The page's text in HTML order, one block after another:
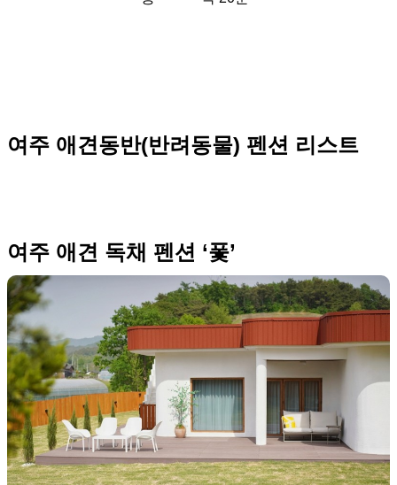
여주 애견동반(반려동물) 펜션 리스트
여주 애견 독채 펜션 ‘퐃’